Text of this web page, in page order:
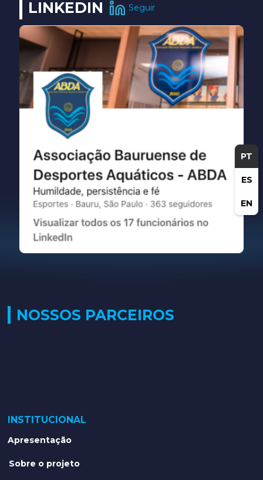
PT
ES
EN
LINKEDIN Seguir
NOSSOS PARCEIROS
INSTITUCIONAL
Apresentação
Sobre o projeto